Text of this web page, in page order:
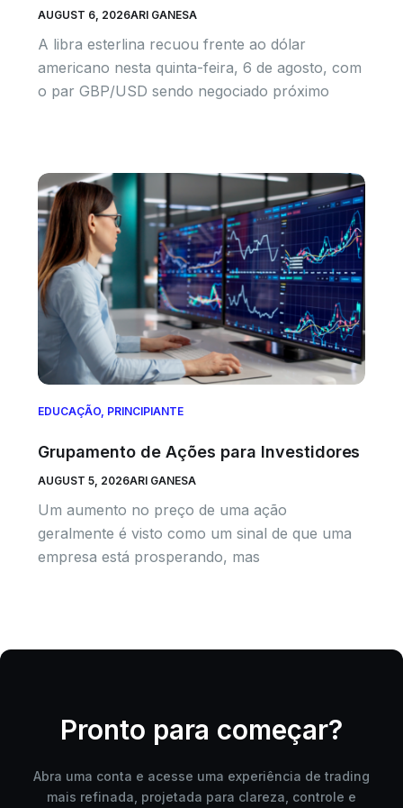
AUGUST 6, 2026ARI GANESA
A libra esterlina recuou frente ao dólar
americano nesta quinta-feira, 6 de agosto, com
o par GBP/USD sendo negociado próximo
EDUCAÇÃO PRINCIPIANTE
Grupamento de Ações para Investidores
AUGUST 5, 2026ARI GANESA
Um aumento no preço de uma ação
geralmente é visto como um sinal de que uma
empresa está prosperando, mas
Pronto para começar?
Abra uma conta e acesse uma experiência de trading
mais refinada, projetada para clareza, controle e